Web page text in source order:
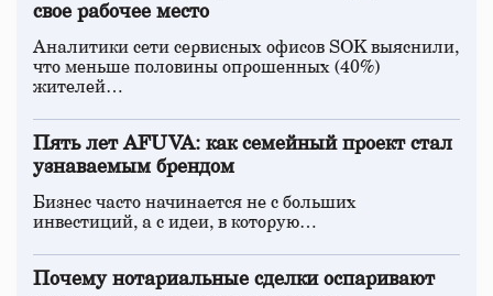
свое рабочее место
Аналитики сети сервисных офисов SOK выяснили,
что меньше половины опрошенных (40%)
жителей…
Пять лет AFUVA: как семейный проект стал
узнаваемым брендом
Бизнес часто начинается не с больших
инвестиций, а с идеи, в которую…
Почему нотариальные сделки оспаривают